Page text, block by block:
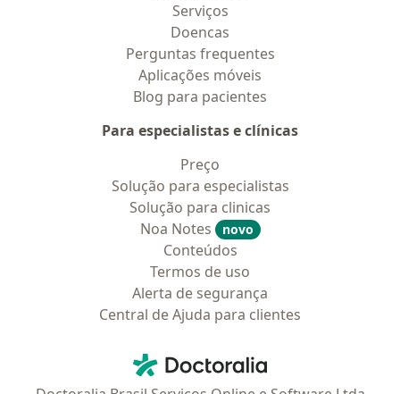
Serviços
Doencas
Perguntas frequentes
Aplicações móveis
Blog para pacientes
Para especialistas e clínicas
Preço
Solução para especialistas
Solução para clinicas
Noa Notes
novo
Conteúdos
Termos de uso
Alerta de segurança
Central de Ajuda para clientes
Doctoralia - Homepage